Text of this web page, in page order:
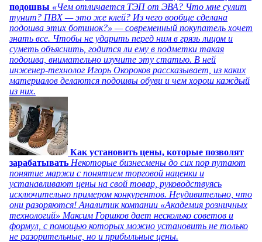
подошвы «Чем отличается ТЭП от ЭВА? Что мне сулит
тунит? ПВХ — это же клей? Из чего вообще сделана
подошва этих ботинок?» — современный покупатель хочет
знать все. Чтобы не ударить перед ним в грязь лицом и
суметь объяснить, годится ли ему в подметки такая
подошва, внимательно изучите эту статью. В ней
инженер-технолог Игорь Окороков рассказывает, из каких
материалов делаются подошвы обуви и чем хорош каждый
из них.
Как установить цены, которые позволят
зарабатывать Некоторые бизнесмены до сих пор путают
понятие маржи с понятием торговой наценки и
устанавливают цены на свой товар, руководствуясь
исключительно примером конкурентов. Неудивительно, что
они разоряются! Аналитик компании «Академия розничных
технологий» Максим Горшков дает несколько советов и
формул, с помощью которых можно установить не только
не разорительные, но и прибыльные цены.